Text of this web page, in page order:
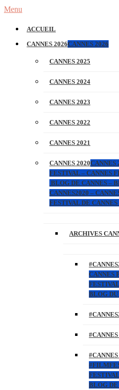
Menu
ACCUEIL
CANNES 2026CANNES 2026
CANNES 2025
CANNES 2024
CANNES 2023
CANNES 2022
CANNES 2021
CANNES 2020CANNES
FESTIVAL – CANNES
BLOG DE CANNES –
CANNES2020 –
FESTIVAL DE CANNES
ARCHIVES
CANNES
BLOG
#CANNES
BLOG DE